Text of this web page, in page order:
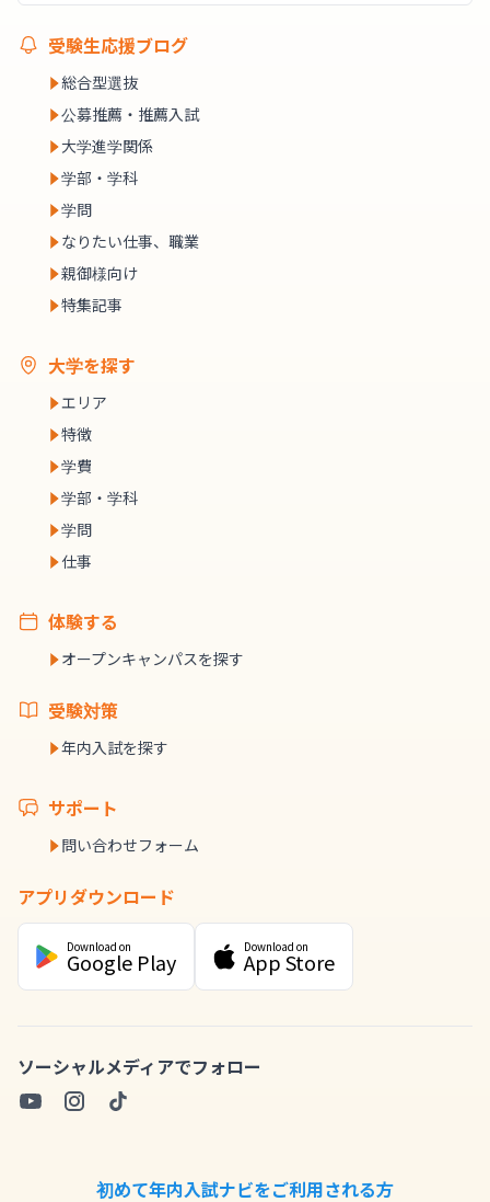
受験生応援ブログ
総合型選抜
公募推薦・推薦入試
大学進学関係
学部・学科
学問
なりたい仕事、職業
親御様向け
特集記事
大学を探す
エリア
特徴
学費
学部・学科
学問
仕事
体験する
オープンキャンパスを探す
受験対策
年内入試を探す
サポート
問い合わせフォーム
アプリダウンロード
Download on
Google Play
Download on
App Store
ソーシャルメディアでフォロー
初めて年内入試ナビをご利用される方